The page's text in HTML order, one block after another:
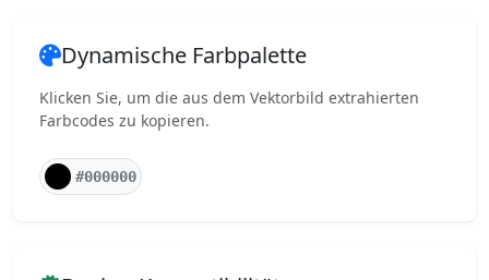
Dynamische Farbpalette
Klicken Sie, um die aus dem Vektorbild extrahierten
Farbcodes zu kopieren.
#000000